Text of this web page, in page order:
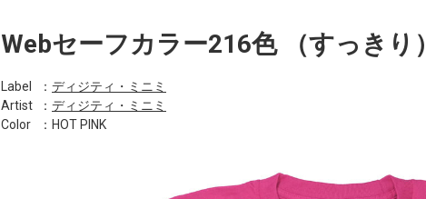
Webセーフカラー216色 （すっきり）
Label ： ディジティ・ミニミ
Artist
： ディジティ・ミニミ
Color
：HOT PINK